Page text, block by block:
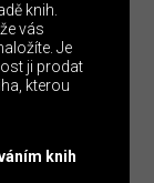
knih.
vás
Je
ji prodat
kterou
knih